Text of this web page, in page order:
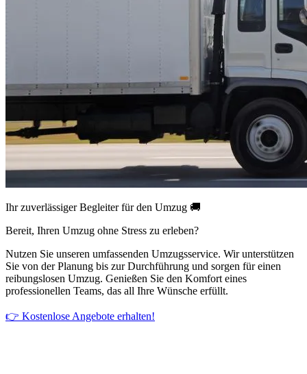
Ihr zuverlässiger Begleiter für den Umzug 🚚
Bereit, Ihren Umzug ohne Stress zu erleben?
Nutzen Sie unseren umfassenden Umzugsservice. Wir unterstützen
Sie von der Planung bis zur Durchführung und sorgen für einen
reibungslosen Umzug. Genießen Sie den Komfort eines
professionellen Teams, das all Ihre Wünsche erfüllt.
👉 Kostenlose Angebote erhalten!